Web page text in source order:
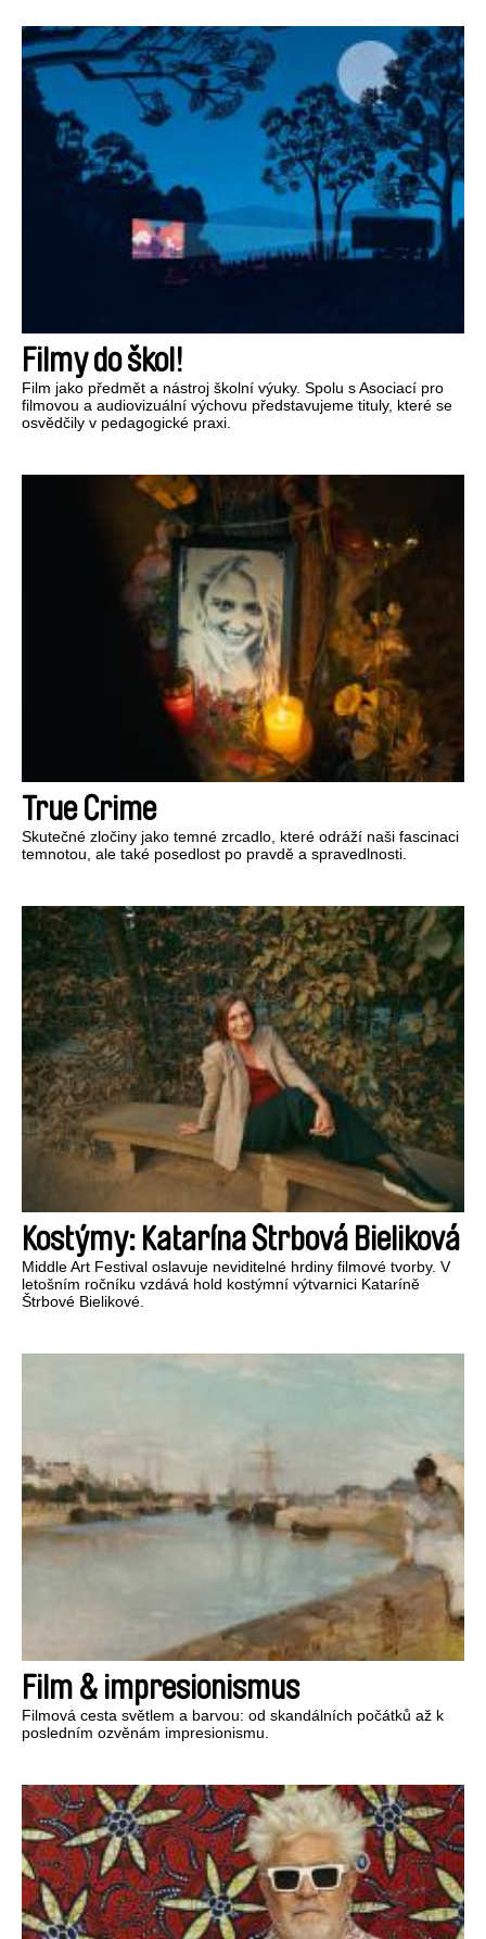
Filmy do škol!
Film jako předmět a nástroj školní výuky. Spolu s Asociací pro
filmovou a audiovizuální výchovu představujeme tituly, které se
osvědčily v pedagogické praxi.
True Crime
Skutečné zločiny jako temné zrcadlo, které odráží naši fascinaci
temnotou, ale také posedlost po pravdě a spravedlnosti.
Kostýmy: Katarína Štrbová Bieliková
Middle Art Festival oslavuje neviditelné hrdiny filmové tvorby. V
letošním ročníku vzdává hold kostýmní výtvarnici Kataríně
Štrbové Bielikové.
Film & impresionismus
Filmová cesta světlem a barvou: od skandálních počátků až k
posledním ozvěnám impresionismu.